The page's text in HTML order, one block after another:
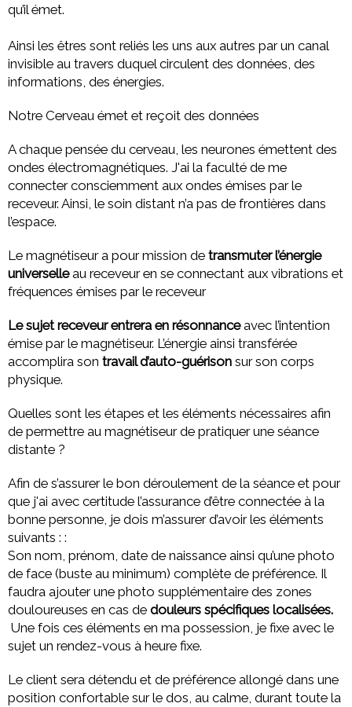
qu’il émet.
Ainsi les êtres sont reliés les uns aux autres par un canal
invisible au travers duquel circulent des données, des
informations, des énergies.
Notre Cerveau émet et reçoit des données
A chaque pensée du cerveau, les neurones émettent des
ondes électromagnétiques. J'ai la faculté de me
connecter consciemment aux ondes émises par le
receveur. Ainsi, le soin distant n’a pas de frontières dans
l’espace.
Le magnétiseur a pour mission de transmuter l’énergie
universelleau receveur en se connectant aux vibrations et
fréquences émises par le receveur
Le sujet receveur entrera en résonnanceavec l’intention
émise par le magnétiseur. L’énergie ainsi transférée
accomplira son travail d’auto-guérison sur son corps
physique.
Quelles sont les étapes et les éléments nécessaires afin
de permettre au magnétiseur de pratiquer une séance
distante ?
Afin de s’assurer le bon déroulement de la séance et pour
que j'ai avec certitude l’assurance d’être connectée à la
bonne personne, je dois m’assurer d’avoir les éléments
suivants : :
Son nom, prénom, date de naissance ainsi qu’une photo
de face (buste au minimum) complète de préférence. Il
faudra ajouter une photo supplémentaire des zones
douloureuses en cas de douleurs spécifiques localisées.
Une fois ces éléments en ma possession, je fixe avec le
sujet un rendez-vous à heure fixe.
Le client sera détendu et de préférence allongé dans une
position confortable sur le dos, au calme, durant toute la